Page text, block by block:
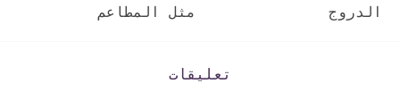
الدروج
مثل المطاعم
تعليقات